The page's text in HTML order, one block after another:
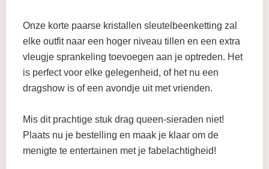
Onze korte paarse kristallen sleutelbeenketting zal
elke outfit naar een hoger niveau tillen en een extra
vleugje sprankeling toevoegen aan je optreden. Het
is perfect voor elke gelegenheid, of het nu een
dragshow is of een avondje uit met vrienden.
Mis dit prachtige stuk drag queen-sieraden niet!
Plaats nu je bestelling en maak je klaar om de
menigte te entertainen met je fabelachtigheid!